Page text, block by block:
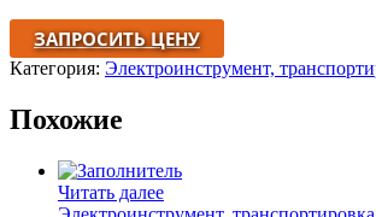
ЗАПРОСИТЬ ЦЕНУ
Категория: Электроинструмент,
Похожие
Читать далее